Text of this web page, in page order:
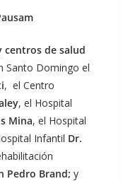
centros de salud
Santo Domingo el
, el Centro
, el Hospital
Mina, el Hospital
Infantil Dr.
Pedro Brand; y